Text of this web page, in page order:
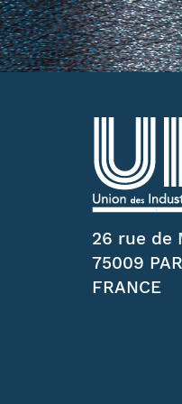
26 rue de
75009
FRANCE